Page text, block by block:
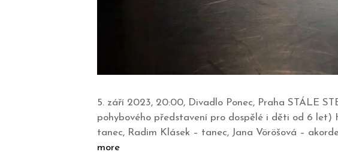
5. září 2023, 20:00, Divadlo Ponec, Praha STÁLE
pohybového představení pro dospělé i děti od 6 let)
tanec, Radim Klásek – tanec, Jana Vöröšová –
more